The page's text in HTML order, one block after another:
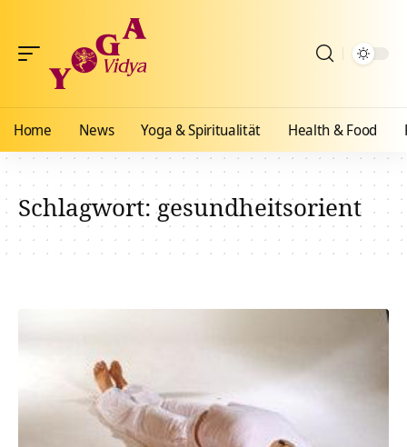
Home News Yoga & Spiritualität Health & Food
Schlagwort:gesundheitsorient